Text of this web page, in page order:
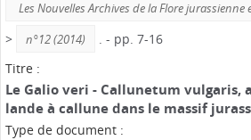
Les Nouvelles Archives de la Flore
> n°12 (2014)
. - pp. 7-16
Titre :
Le Galio veri - Callunetum vulgaris,
lande à callune dans le massif
Type de document :